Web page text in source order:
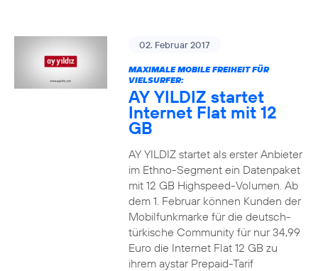
02. Februar 2017
MAXIMALE MOBILE FREIHEIT FÜR
VIELSURFER:
AY YILDIZ startet
Internet Flat mit 12
GB
AY YILDIZ startet als erster Anbieter
im Ethno-Segment ein Datenpaket
mit 12 GB Highspeed-Volumen. Ab
dem 1. Februar können Kunden der
Mobilfunkmarke für die deutsch-
türkische Community für nur 34,99
Euro die Internet Flat 12 GB zu
ihrem aystar Prepaid-Tarif